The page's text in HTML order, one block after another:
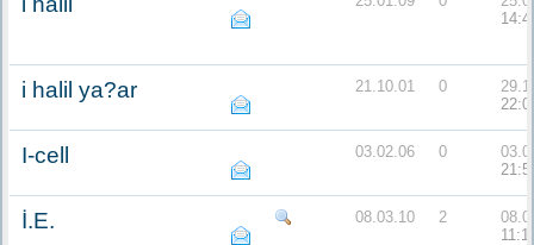
i halil ya?ar 21.10.01 0
I-cell 03.02.06 0
İ.E. 08.03.10 2